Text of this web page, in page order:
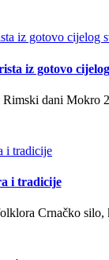
iz gotovo
dani Mokro
i tradicije
Crnačko silo,